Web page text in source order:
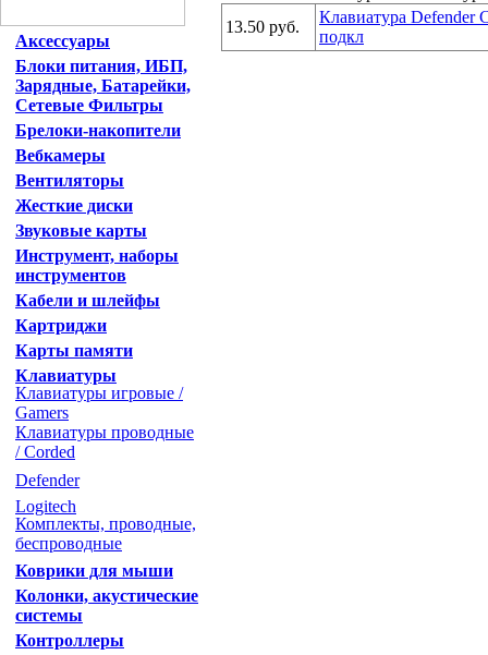
Аксессуары
Блоки питания, ИБП,
Зарядные, Батарейки,
Сетевые Фильтры
Брелоки-накопители
Вебкамеры
Вентиляторы
Жесткие диски
Звуковые карты
Инструмент, наборы
инструментов
Кабели и шлейфы
Картриджи
Карты памяти
Клавиатуры
Клавиатуры игровые /
Gamers
Клавиатуры проводные
/ Corded
Defender
Logitech
Комплекты, проводные,
беспроводные
Коврики для мыши
Колонки, акустические
системы
Контроллеры
13.50 руб.
Клавиатура Defender
подкл